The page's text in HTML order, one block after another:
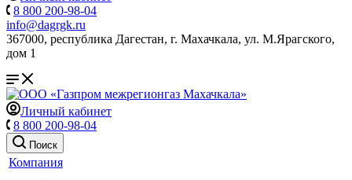
8 800 200-98-04
info@dagrgk.ru
367000, республика Дагестан, г. Махачкала, ул. М.Ярагского,
дом 1
Личный кабинет
8 800 200-98-04
Поиск
Компания